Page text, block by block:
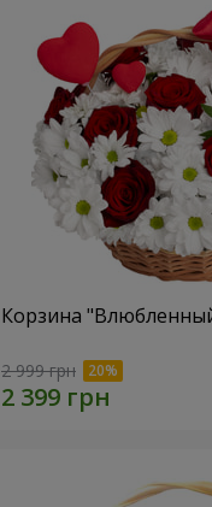
Корзина
2 999 грн